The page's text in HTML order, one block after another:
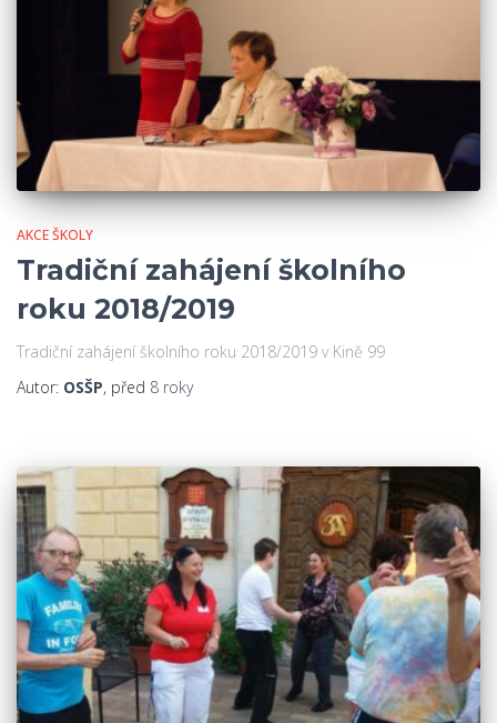
AKCE ŠKOLY
Tradiční zahájení školního
roku 2018/2019
Tradiční zahájení školního roku 2018/2019 v Kině 99
Autor: OSŠP, před 8 roky